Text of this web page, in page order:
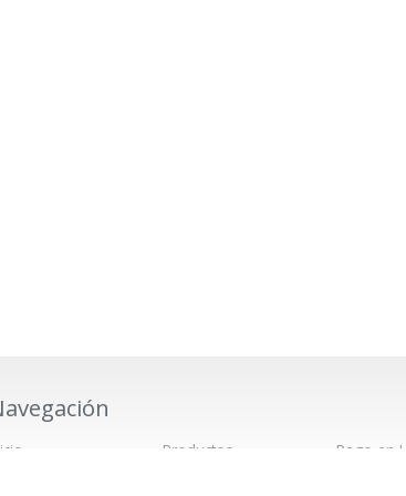
Productos
Pago en